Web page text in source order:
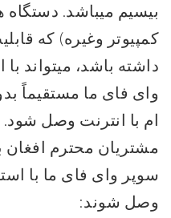
بیسیم میباشد. دستگاه
کمپیوتر وغیره) که
داشته باشد، میتواند
وای فای ما مستقیماً
ام با انترنت وصل شود.
مشتریان محترم افغان
سوپر وای فای ما با
وصل شوند: